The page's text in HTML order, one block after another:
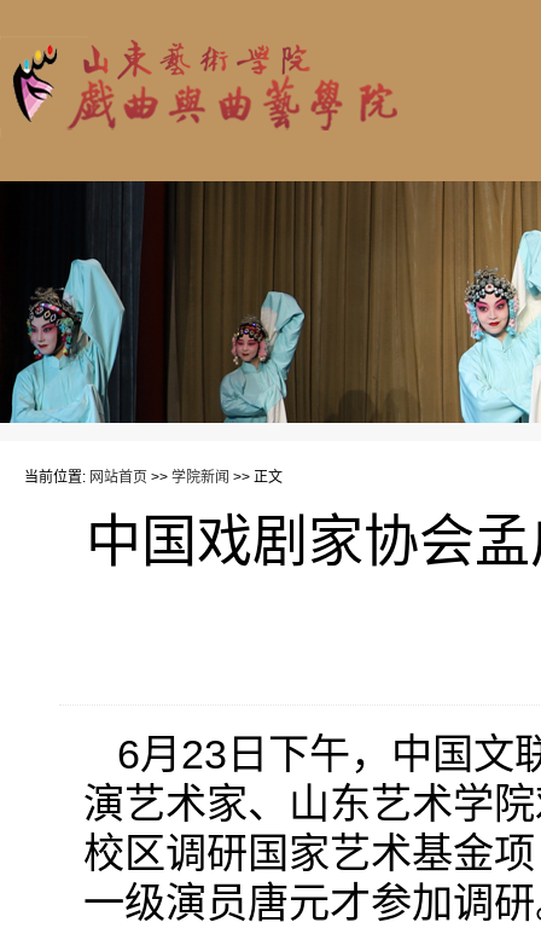
当前位置: 网站首页 >> 学院新闻 >> 正文
中国戏剧家协会
6月23日下午，中国文
演艺术家、山东艺术学
校区调研国家艺术基金
一级演员唐元才参加调